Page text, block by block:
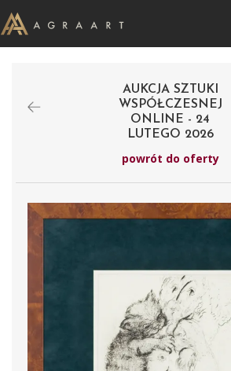
AUKCJA SZTUKI
WSPÓŁCZESNEJ
ONLINE - 24
LUTEGO 2026
powrót do oferty